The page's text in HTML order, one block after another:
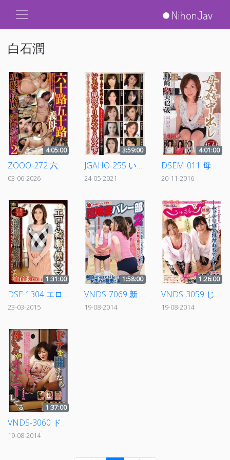
白石潤
4:05:00
ZOOO-272 六十路五十路義母の卑猥な接吻と濃厚交尾2
03-06-2026
3:59:00
JGAHO-255 いまだに現役ヤリマンママの息子喰い
24-05-2021
4:01:00
DSEM-011 母姦中出し
20-11-2016
1:31:00
DSE-1304 エロくて綺麗な僕のママ 白石潤
23-03-2015
1:58:00
VNDS-7069 新 団地妻バレー部 2
19-08-2014
1:26:00
VNDS-3059 じゅるん推奨 ムッチリW女将がおもてなし！過疎地域のちょっとHな民宿に突撃取材！
19-08-2014
1:37:00
VNDS-3060 ドアを開けたら母ちゃんがオナニーしてる
19-08-2014